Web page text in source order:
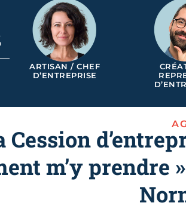
ARTISAN / CHEF
D’ENTREPRISE
Cession
m’y prendre